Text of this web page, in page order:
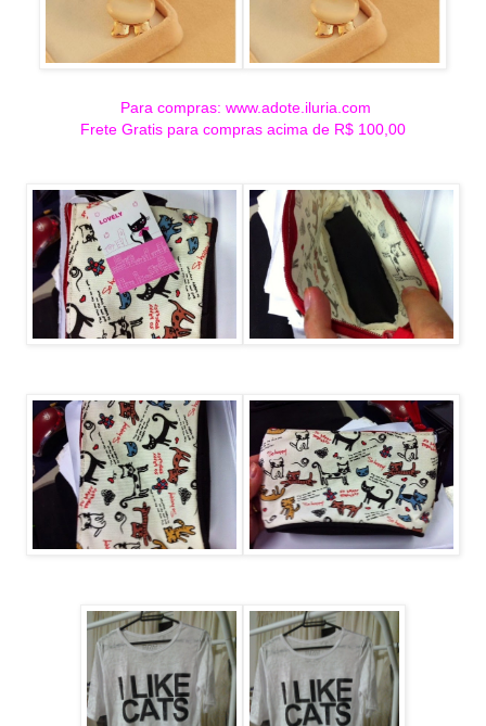
Para compras: www.adote.iluria.com
Frete Gratis para compras acima de R$ 100,00